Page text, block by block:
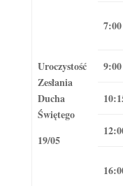
Uroczystość
Zesłania
Ducha
Świętego
19/05
7:00
9:00